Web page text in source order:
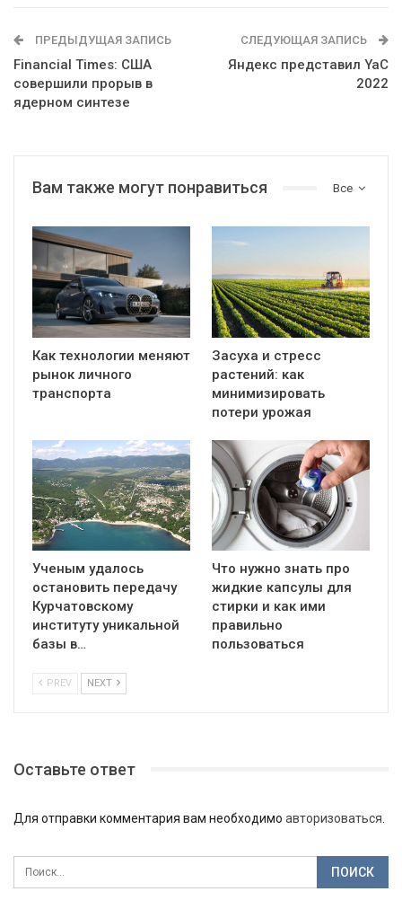
ПРЕДЫДУЩАЯ ЗАПИСЬ
Financial Times: США
совершили прорыв в
ядерном синтезе
СЛЕДУЮЩАЯ ЗАПИСЬ
Яндекс представил YaC
2022
Все
Вам также могут понравиться
Как технологии меняют
рынок личного
транспорта
Засуха и стресс
растений: как
минимизировать
потери урожая
Ученым удалось
остановить передачу
Курчатовскому
институту уникальной
базы в…
Что нужно знать про
жидкие капсулы для
стирки и как ими
правильно
пользоваться
PREV NEXT
Оставьте ответ
Для отправки комментария вам необходимо авторизоваться